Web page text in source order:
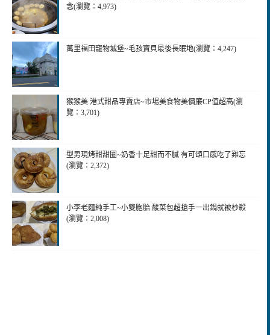
念(瀏覽：4,973)
萬里福田竉物城堡~毛孩寶貝最後長眠地(瀏覽：4,247)
猴猴美.港式甜品專賣店~市場美食物美價廉CP值超高(瀏
覽：3,701)
型男現烤甜甜圈~奶香十足甜而不膩 有可頌口感吃了難忘
(瀏覽：2,372)
小李老麵純手工~小雙胞胎.酸菜包超搶手一出鍋就被杪殺
(瀏覽：2,008)